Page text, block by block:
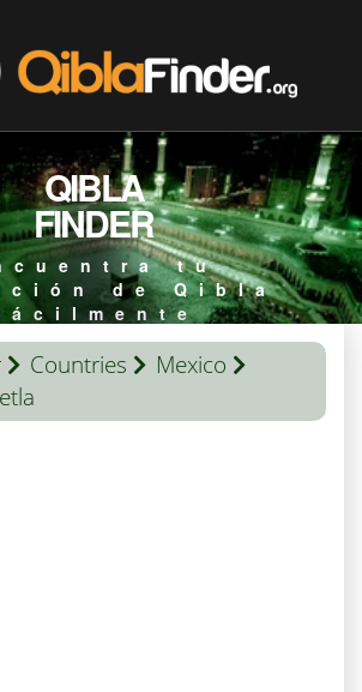
QIBLA
FINDER
tu
de Qibla
Countries
Mexico